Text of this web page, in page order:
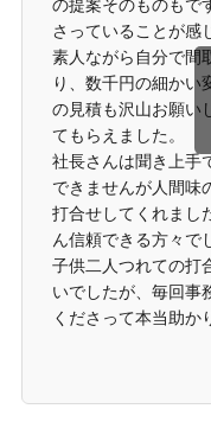
の提案そのものもで
さっていることが感
素人ながら自分で間
り、数千円の細かい
の見積も沢山お願い
てもらえました。
社長さんは聞き上手
できませんが人間味
打合せしてくれまし
ん信頼できる方々で
子供二人つれての打
いでしたが、毎回事
くださって本当助か